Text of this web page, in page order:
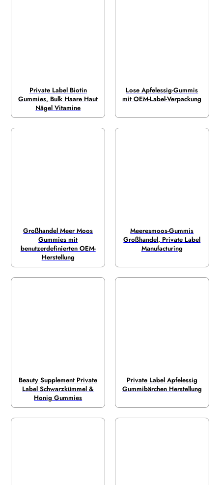
Private Label Biotin
Gummies, Bulk Haare Haut
Nägel Vitamine
Lose Apfelessig-Gummis
mit OEM-Label-Verpackung
Großhandel Meer Moos
Gummies mit
benutzerdefinierten OEM-
Herstellung
Meeresmoos-Gummis
Großhandel, Private Label
Manufacturing
Beauty Supplement Private
Label Schwarzkümmel &
Honig Gummies
Private Label Apfelessig
Gummibärchen Herstellung